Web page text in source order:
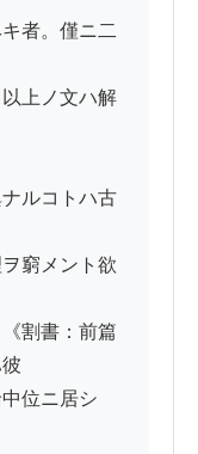
者。僅ニ二
上ノ文ハ解
ルコトハ古
窮メント欲
割書：前篇
位ニ居シ